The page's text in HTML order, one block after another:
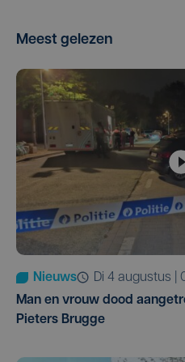
Meest gelezen
Nieuws
di 4 augustus |
Man en vrouw dood
Pieters Brugge